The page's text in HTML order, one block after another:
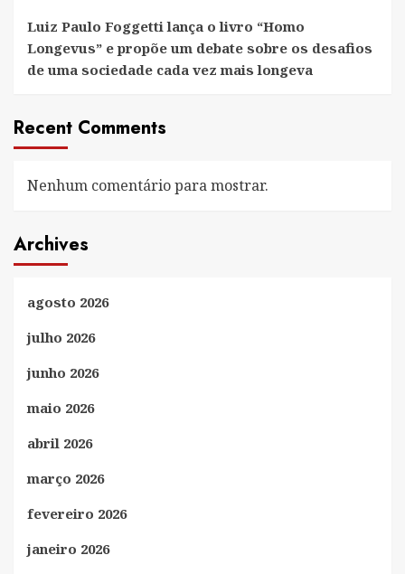
Luiz Paulo Foggetti lança o livro “Homo
Longevus” e propõe um debate sobre os desafios
de uma sociedade cada vez mais longeva
Recent Comments
Nenhum comentário para mostrar.
Archives
agosto 2026
julho 2026
junho 2026
maio 2026
abril 2026
março 2026
fevereiro 2026
janeiro 2026